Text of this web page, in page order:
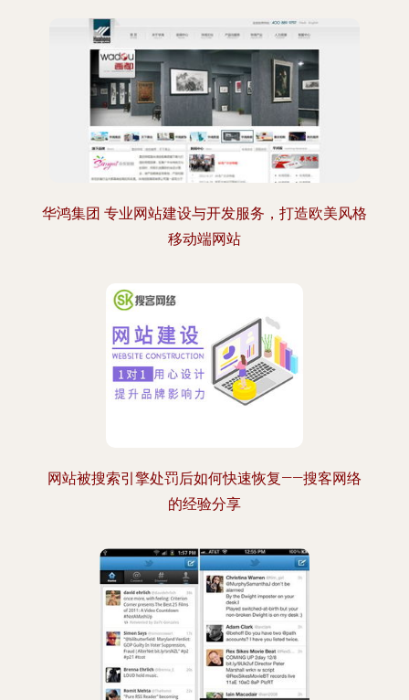
华鸿集团 专业网站建设与开发服务，打造欧美风格
移动端网站
网站被搜索引擎处罚后如何快速恢复——搜客网络
的经验分享